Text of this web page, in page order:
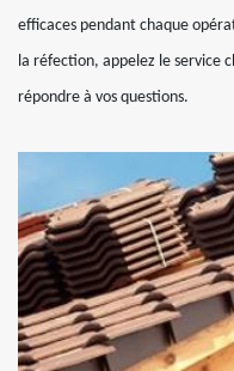
efficaces pendant chaque
la réfection, appelez le service
répondre à vos questions.